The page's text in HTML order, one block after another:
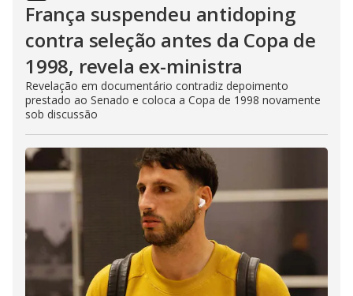
França suspendeu antidoping
contra seleção antes da Copa de
1998, revela ex-ministra
Revelação em documentário contradiz depoimento
prestado ao Senado e coloca a Copa de 1998 novamente
sob discussão